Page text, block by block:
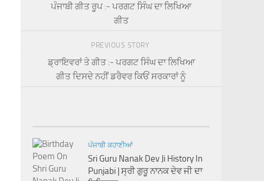
ਪੰਜਾਬੀ ਗੀਤ ਰੂਪ :- ਪਰਗਟ ਸਿੰਘ ਦਾ ਲਿਖਿਆ
ਗੀਤ
PREVIOUS STORY
ਡ੍ਰਾਇਵਰਾਂ ਤੇ ਗੀਤ :- ਪਰਗਟ ਸਿੰਘ ਦਾ ਲਿਖਿਆ
ਗੀਤ ਦਿਸਦੇ ਨਹੀਂ ਡਰੈਵਰ ਕਿਓਂ ਸਰਕਾਰਾਂ ਨੂੰ
ਪੰਜਾਬੀ ਕਹਾਣੀਆਂ
Sri Guru Nanak Dev Ji History In
Punjabi | ਸ੍ਰੀ ਗੁਰੂ ਨਾਨਕ ਦੇਵ ਜੀ ਦਾ